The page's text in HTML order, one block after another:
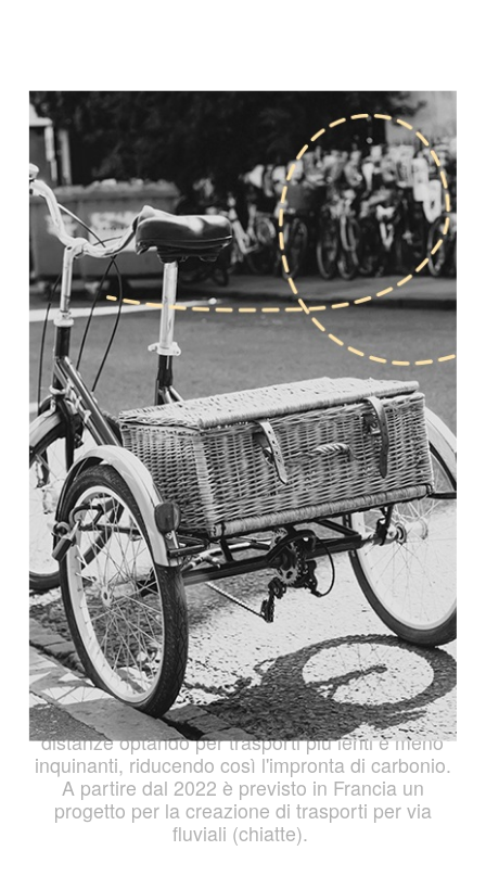
Promuoviamo il trasporto marittimo per lunghe
distanze optando per trasporti più lenti e meno
inquinanti, riducendo così l'impronta di carbonio.
A partire dal 2022 è previsto in Francia un
progetto per la creazione di trasporti per via
fluviali (chiatte).